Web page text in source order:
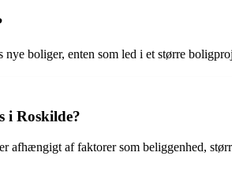
boliger, enten som led i et større
i Roskilde?
afhængigt af faktorer som beliggenhed,